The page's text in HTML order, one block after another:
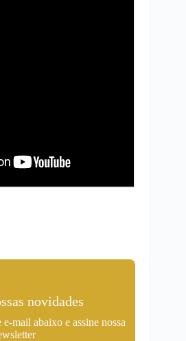
novidades
mail abaixo e assine nossa